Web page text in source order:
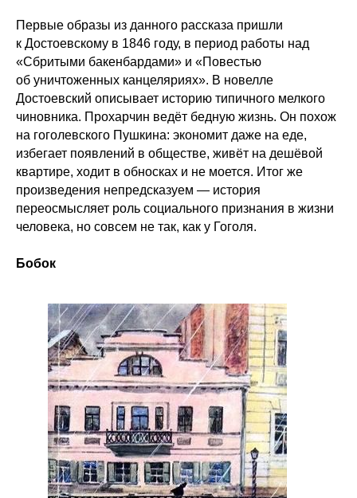
Первые образы из данного рассказа пришли
к Достоевскому в 1846 году, в период работы над
«Сбритыми бакенбардами» и «Повестью
об уничтоженных канцеляриях». В новелле
Достоевский описывает историю типичного мелкого
чиновника. Прохарчин ведёт бедную жизнь. Он похож
на гоголевского Пушкина: экономит даже на еде,
избегает появлений в обществе, живёт на дешёвой
квартире, ходит в обносках и не моется. Итог же
произведения непредсказуем — история
переосмысляет роль социального признания в жизни
человека, но совсем не так, как у Гоголя.
Бобок